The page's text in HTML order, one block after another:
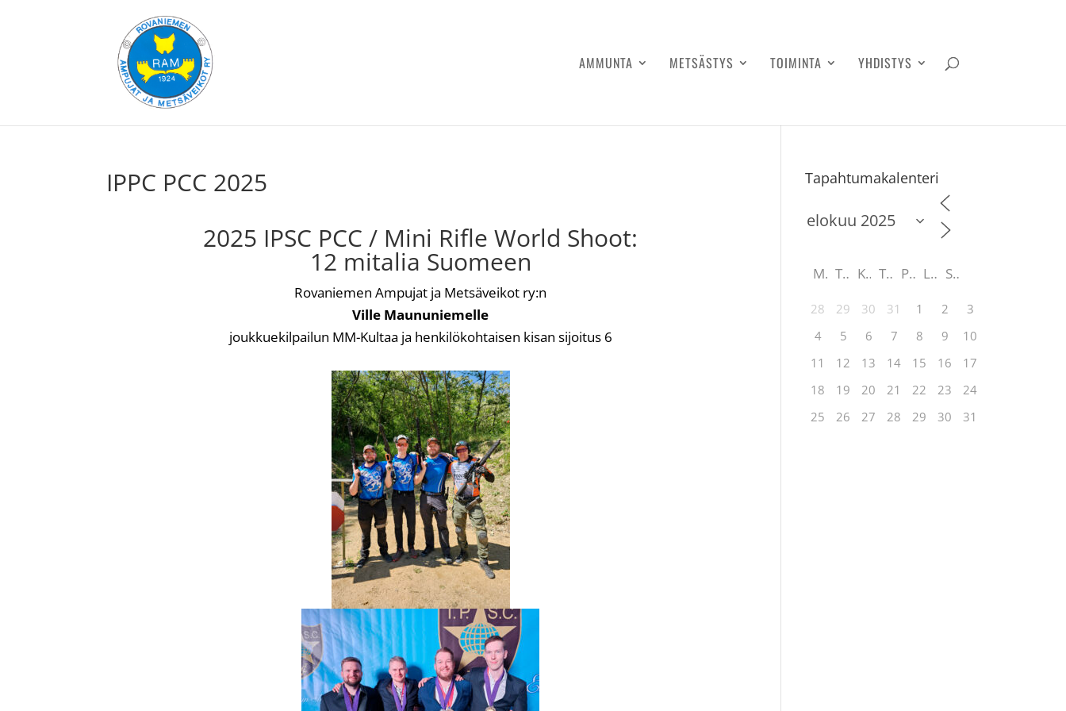
AMMUNTA METSÄSTYS TOIMINTA YHDISTYS
IPPC PCC 2025
2025 IPSC PCC / Mini Rifle World Shoot:
12 mitalia Suomeen
Rovaniemen Ampujat ja Metsäveikot ry:n
Ville Maununiemelle
joukkuekilpailun MM-Kultaa ja henkilökohtaisen kisan sijoitus 6
Tapahtumakalenteri
M T K T P L S
28 29 30 31 1 2
3
4
5 6 7 8 9
10
11
12 13 14 15 16
17
18
19 20 21 22 23
24
25
26 27 28 29 30 31